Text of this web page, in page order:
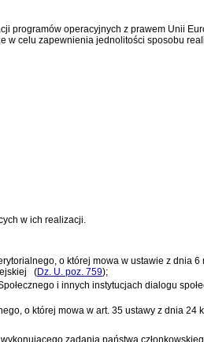
programów operacyjnych z prawem Unii
w celu zapewnienia jednolitości sposobu
w ich realizacji.
o której mowa w ustawie z dnia 6
(Dz. U. poz. 759);
i innych instytucjach dialogu
o której mowa w art. 35 ustawy z dnia 24